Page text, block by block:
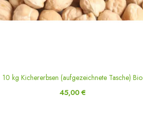
10 kg Kichererbsen (aufgezeichnete Tasche) Bio
45,00 €